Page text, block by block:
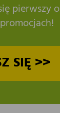
pierwszy o
SIĘ >>